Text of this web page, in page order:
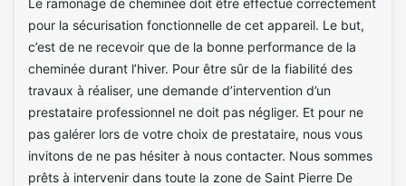
pour la sécurisation fonctionnelle de cet appareil. Le but,
c’est de ne recevoir que de la bonne performance de la
cheminée durant l’hiver. Pour être sûr de la fiabilité des
travaux à réaliser, une demande d’intervention d’un
prestataire professionnel ne doit pas négliger. Et pour ne
pas galérer lors de votre choix de prestataire, nous vous
invitons de ne pas hésiter à nous contacter. Nous sommes
prêts à intervenir dans toute la zone de Saint Pierre De